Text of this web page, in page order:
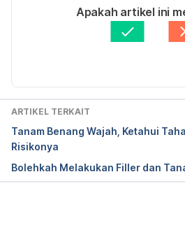
Ditulis oleh
dr. Dikky
Diperbarui oleh: Fidhia Kemala
Apakah artikel ini
ARTIKEL TERKAIT
Tanam Benang Wajah, Ketahui
Risikonya
Bolehkah Melakukan Filler dan